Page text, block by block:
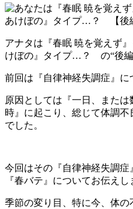
アナタは『春眠 暁を覚えず
けぼの』タイプ…？ の“後編
前回は『自律神経失調症』に
原因としては『一日、また
時』に起こり、総じて体調
でした。
今回はその『自律神経失調
『春バテ』についてお伝えし
季節の変り目、特に今、体